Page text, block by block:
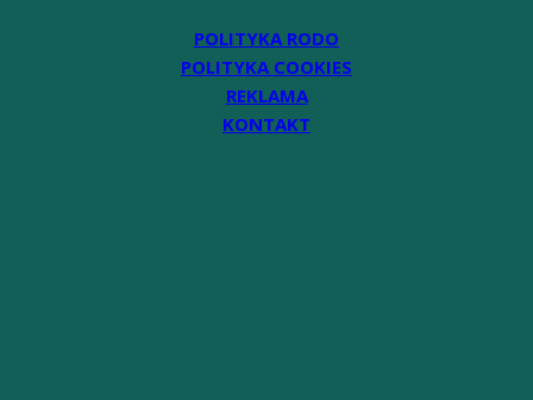
POLITYKA RODO
POLITYKA COOKIES
REKLAMA
KONTAKT